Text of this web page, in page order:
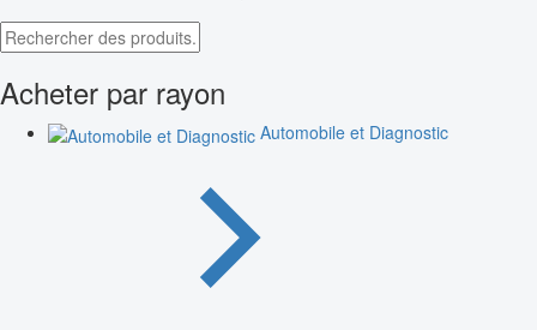
Acheter par rayon
Automobile et Diagnostic